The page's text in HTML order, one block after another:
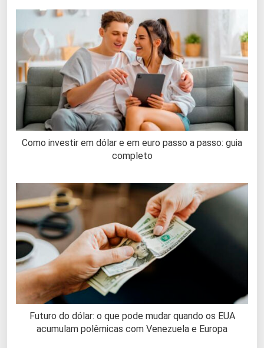
Como investir em dólar e em euro passo a passo: guia
completo
Futuro do dólar: o que pode mudar quando os EUA
acumulam polêmicas com Venezuela e Europa